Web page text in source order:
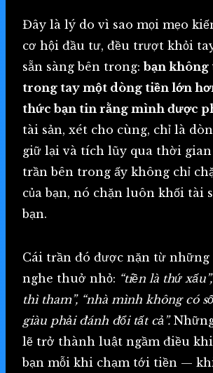
Đây là lý do vì sao mọi mẹo
cơ hội đầu tư, đều trượt khỏi
sẵn sàng bên trong:bạn không
trong tay một dòng tiền lớn
thức bạn tin rằng mình được
tài sản, xét cho cùng, chỉ là
giữ lại và tích lũy qua thời
trần bên trong ấy không chỉ
của bạn, nó chặn luôn khối tài
bạn.
Cái trần đó được nặn từ những
nghe thuở nhỏ: “tiền là thứ
thì tham”, “nhà mình không có
giàu phải đánh đổi tất cả”.
lẽ trở thành luật ngầm điều
bạn mỗi khi chạm tới tiền —